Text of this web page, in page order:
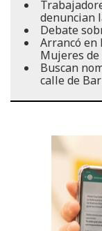
denuncian
Debate
Arrancó en
Mujeres
Buscan
calle de